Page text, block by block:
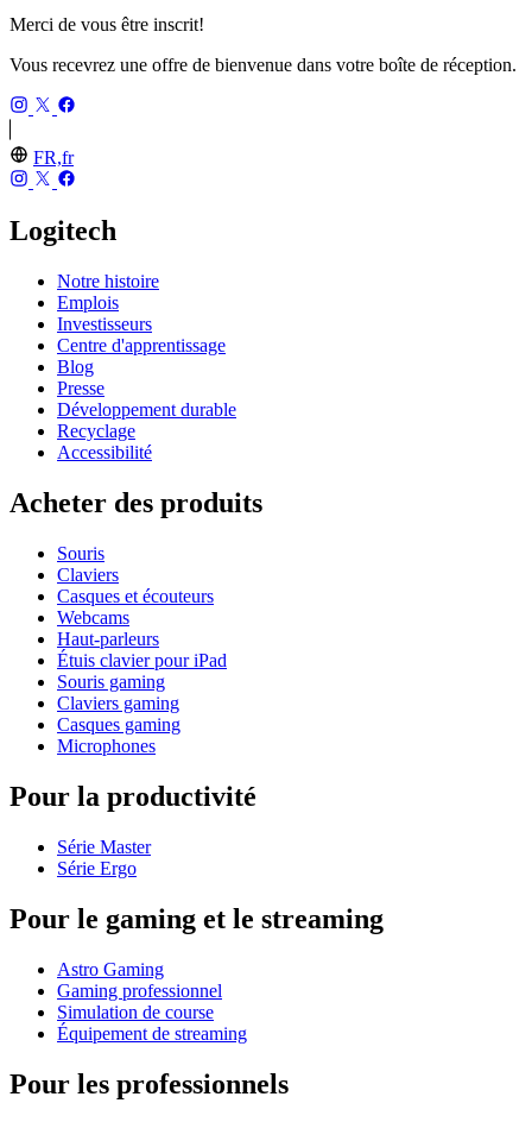
Merci de vous être inscrit!
Vous recevrez une offre de bienvenue dans votre boîte de réception.
FR,fr
Logitech
Notre histoire
Emplois
Investisseurs
Centre d'apprentissage
Blog
Presse
Développement durable
Recyclage
Accessibilité
Acheter des produits
Souris
Claviers
Casques et écouteurs
Webcams
Haut-parleurs
Étuis clavier pour iPad
Souris gaming
Claviers gaming
Casques gaming
Microphones
Pour la productivité
Série Master
Série Ergo
Pour le gaming et le streaming
Astro Gaming
Gaming professionnel
Simulation de course
Équipement de streaming
Pour les professionnels